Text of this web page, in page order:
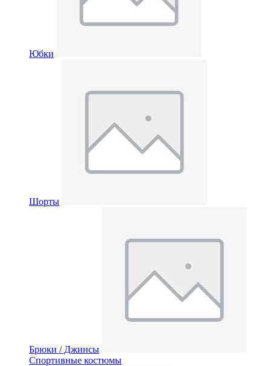
Юбки
Шорты
Брюки / Джинсы
Спортивные костюмы